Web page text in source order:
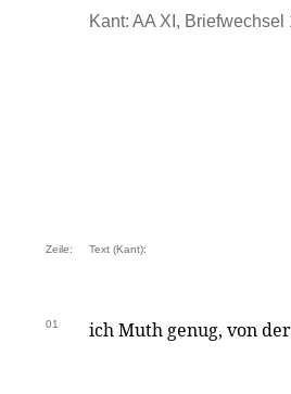
Kant: AA XI, Briefwechsel
Zeile: Text (Kant):
01 ich Muth genug, von